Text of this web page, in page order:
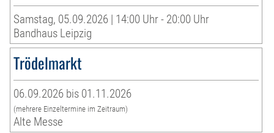
Samstag, 05.09.2026 | 14:00 Uhr - 20:00 Uhr
Bandhaus Leipzig
Trödelmarkt
06.09.2026 bis 01.11.2026
(mehrere Einzeltermine im Zeitraum)
Alte Messe